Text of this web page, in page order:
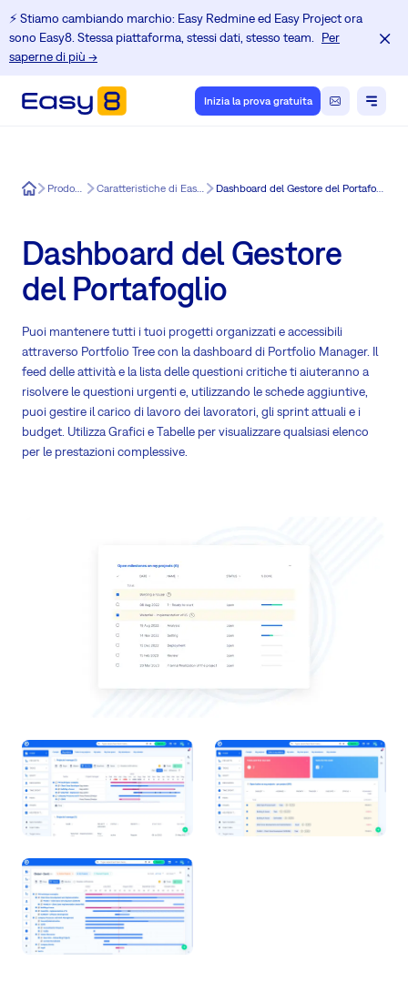
⚡️ Stiamo cambiando marchio: Easy Redmine ed Easy Project ora
sono Easy8. Stessa piattaforma, stessi dati, stesso team.
Per
saperne di più →
Inizia la prova gratuita
Easy8 Prodotto Caratteristiche di Easy8 Dashboard del Gestore del Portafoglio
Dashboard del Gestore
del Portafoglio
Puoi mantenere tutti i tuoi progetti organizzati e accessibili
attraverso Portfolio Tree con la dashboard di Portfolio Manager. Il
feed delle attività e la lista delle questioni critiche ti aiuteranno a
risolvere le questioni urgenti e, utilizzando le schede aggiuntive,
puoi gestire il carico di lavoro dei lavoratori, gli sprint attuali e i
budget. Utilizza Grafici e Tabelle per visualizzare qualsiasi elenco
per le prestazioni complessive.